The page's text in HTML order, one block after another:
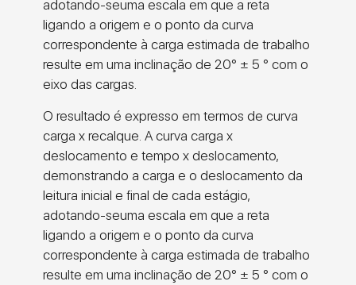
adotando-seuma escala em que a reta
ligando a origem e o ponto da curva
correspondente à carga estimada de trabalho
resulte em uma inclinação de 20° ± 5 ° com o
eixo das cargas.
O resultado é expresso em termos de curva
carga x recalque. A curva carga x
deslocamento e tempo x deslocamento,
demonstrando a carga e o deslocamento da
leitura inicial e final de cada estágio,
adotando-seuma escala em que a reta
ligando a origem e o ponto da curva
correspondente à carga estimada de trabalho
resulte em uma inclinação de 20° ± 5 ° com o